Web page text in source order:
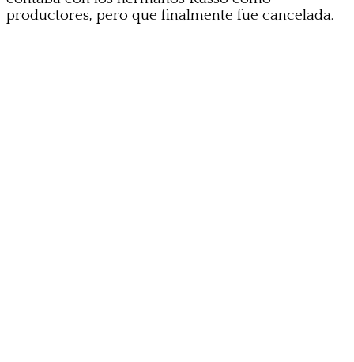
productores, pero que finalmente fue cancelada.